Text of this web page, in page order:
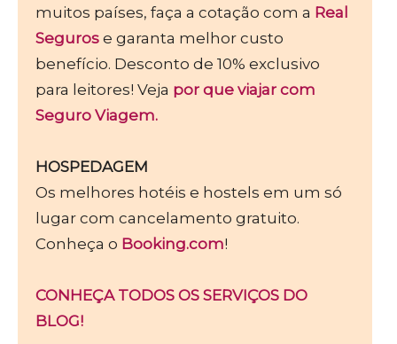
muitos países, faça a cotação com a Real
Seguros e garanta melhor custo
benefício. Desconto de 10% exclusivo
para leitores! Veja por que viajar com
Seguro Viagem.
HOSPEDAGEM
Os melhores hotéis e hostels em um só
lugar com cancelamento gratuito.
Conheça o Booking.com!
CONHEÇA TODOS OS SERVIÇOS DO
BLOG!